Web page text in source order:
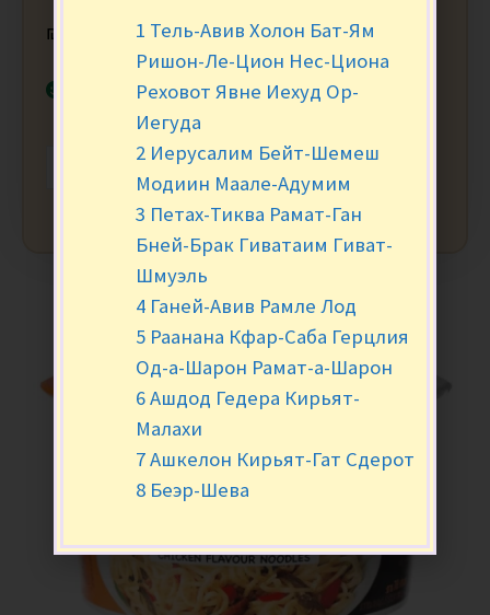
₪
В наличии
+
1 Тель-Авив Холон Бат-Ям
Ришон-Ле-Цион Нес-Циона
Реховот Явне Иехуд Ор-
Иегуда
2 Иерусалим Бейт-Шемеш
Модиин Маале-Адумим
3 Петах-Тиква Рамат-Ган
Бней-Брак Гиватаим Гиват-
Шмуэль
4 Ганей-Авив Рамле Лод
5 Раанана Кфар-Саба Герцлия
Од-а-Шарон Рамат-а-Шарон
6 Ашдод Гедера Кирьят-
Малахи
7 Ашкелон Кирьят-Гат Сдерот
8 Беэр-Шева